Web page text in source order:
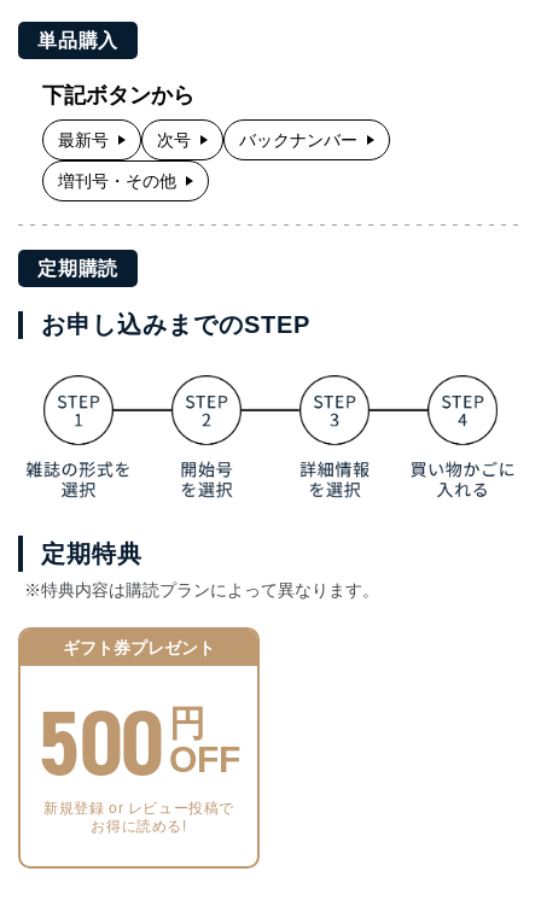
単品購入
下記ボタンから
最新号 次号 バックナンバー
増刊号・その他
定期購読
お申し込みまでのSTEP
定期特典
※特典内容は購読プランによって異なります。
ギフト券プレゼント
500 円
OFF
新規登録 or レビュー投稿で
お得に読める!